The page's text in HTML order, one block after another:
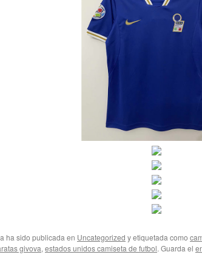
ha sido publicada en Uncategorized y etiquetada como
givova, estados unidos camiseta de futbol. Guarda el